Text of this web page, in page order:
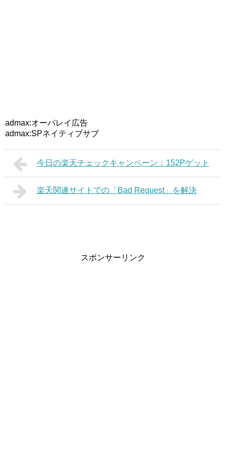
admax:オーバレイ広告
admax:SPネイティブサブ
今日の楽天チェックキャンペーン：152Pゲット
楽天関連サイトでの「Bad Request」を解決
スポンサーリンク